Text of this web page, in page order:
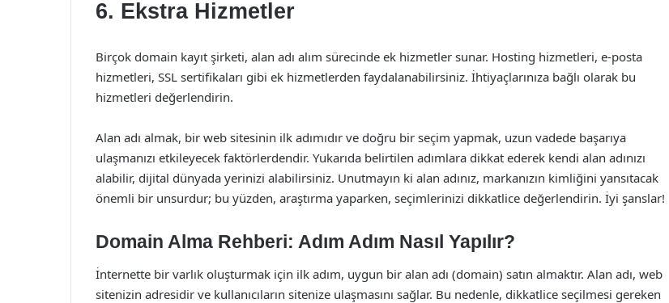
6. Ekstra Hizmetler
Birçok domain kayıt şirketi, alan adı alım sürecinde ek hizmetler sunar. Hosting hizmetleri, e-posta
hizmetleri, SSL sertifikaları gibi ek hizmetlerden faydalanabilirsiniz. İhtiyaçlarınıza bağlı olarak bu
hizmetleri değerlendirin.
Alan adı almak, bir web sitesinin ilk adımıdır ve doğru bir seçim yapmak, uzun vadede başarıya
ulaşmanızı etkileyecek faktörlerdendir. Yukarıda belirtilen adımlara dikkat ederek kendi alan adınızı
alabilir, dijital dünyada yerinizi alabilirsiniz. Unutmayın ki alan adınız, markanızın kimliğini yansıtacak
önemli bir unsurdur; bu yüzden, araştırma yaparken, seçimlerinizi dikkatlice değerlendirin. İyi şanslar!
Domain Alma Rehberi: Adım Adım Nasıl Yapılır?
İnternette bir varlık oluşturmak için ilk adım, uygun bir alan adı (domain) satın almaktır. Alan adı, web
sitenizin adresidir ve kullanıcıların sitenize ulaşmasını sağlar. Bu nedenle, dikkatlice seçilmesi gereken